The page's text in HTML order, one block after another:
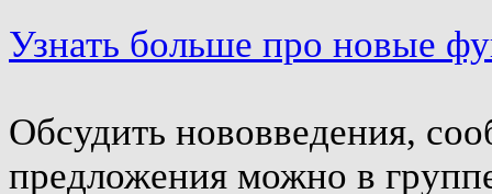
Узнать больше про новые
Обсудить нововведения,
предложения можно в